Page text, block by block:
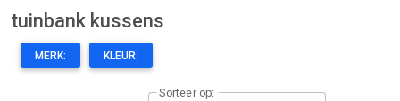
tuinbank kussens
MERK: KLEUR:
Sorteer op: